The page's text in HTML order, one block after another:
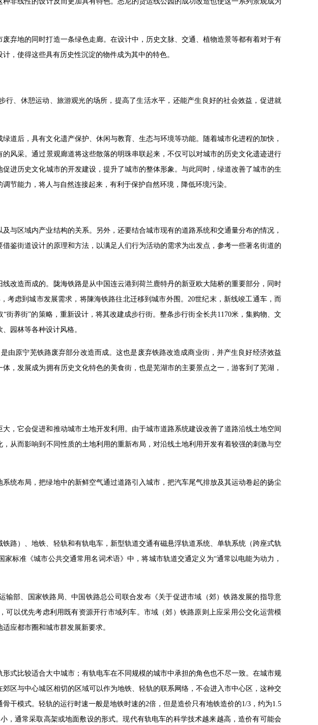
弃地的同时打造一条绿色走廊。在设计中，历史文脉、交通、植物造景等都有着对于有
，使得这些具有历史性沉淀的物件成为其中的特色。
行、休憩运动、旅游观光的场所，提高了生活水平，还能产生良好的社会效益，促进就
道后，具有文化遗产保护、休闲与教育、生态与环境等功能。随着城市化进程的加快，
风采。通过景观廊道将这些散落的明珠串联起来，不仅可以对城市的历史文化遗迹进行
进历史文化城市的开发建设，提升了城市的整体形象。与此同时，绿道改善了城市的生
节能力，将人与自然连接起来，有利于保护自然环境，降低环境污染。
与区域内产业结构的关系。另外，还要结合城市现有的道路系统和交通量分布的情况，
鉴街道设计的原理和方法，以满足人们行为活动的需求为出发点，参考一些著名街道的
改造而成的。陇海铁路是从中国连云港到荷兰鹿特丹的新亚欧大陆桥的重要部分，同时
考虑到城市发展需求，将陳海铁路往北迁移到城市外围。20世纪末，新线竣工通车，而
街养街”的策略，重新设计，将其改建成步行街。整条步行街全长共1170米，集购物、文
园林等各种设计风格。
由原宁芜铁路废弃部分改造而成。这也是废弃铁路改造成商业街，并产生良好经济效益
，发展成为拥有历史文化特色的美食街，也是芜湖市的主要景点之一，游客到了芜湖，
，它会促进和推动城市土地开发利用。由于城市道路系统建设改善了道路沿线土地空间
从而影响到不同性质的土地利用的重新布局，对沿线土地利用开发有着较强的刺激与空
统布局，把绿地中的新鲜空气通过道路引入城市，把汽车尾气排放及其运动卷起的扬尘
路）、地铁、轻轨和有轨电车，新型轨道交通有磁悬浮轨道系统、单轨系统（跨座式轨
标准《城市公共交通常用名词术语》中，将城市轨道交通定义为“通常以电能为动力，
输部、国家铁路局、中国铁路总公司联合发布《关于促进市域（郊）铁路发展的指导意
可以优先考虑利用既有资源开行市域列车。市域（郊）铁路原则上应采用公交化运营模
应都市圈和城市群发展新要求。
式比较适合大中城市；有轨电车在不同规模的城市中承担的角色也不尽一致。在城市规
区与中心城区相切的区域可以作为地铁、轻轨的联系网络，不会进入市中心区，这种交
干模式。轻轨的运行时速一般是地铁时速的2倍，但是造价只有地铁造价的1/3，约为1.5
，通常采取高架或地面敷设的形式。现代有轨电车的科学技术越来越高，造价有可能会